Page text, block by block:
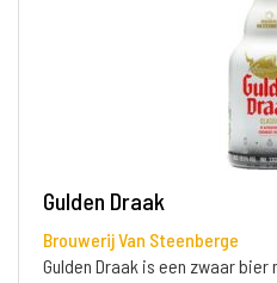
Gulden Draak
Brouwerij Van Steenberge
Gulden Draak is een zwaar